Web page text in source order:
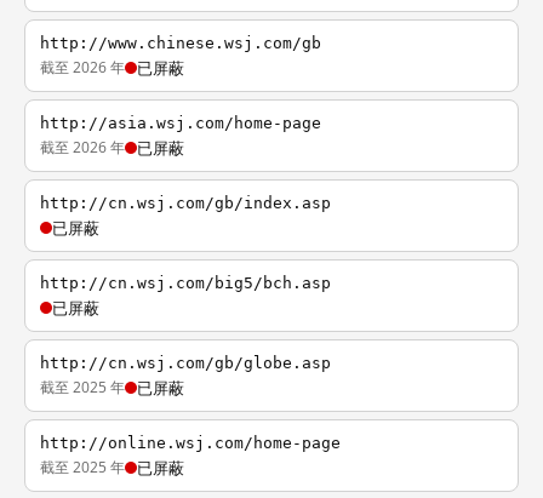
http://www.chinese.wsj.com/gb
截至 2026 年 已屏蔽
http://asia.wsj.com/home-page
截至 2026 年 已屏蔽
http://cn.wsj.com/gb/index.asp
已屏蔽
http://cn.wsj.com/big5/bch.asp
已屏蔽
http://cn.wsj.com/gb/globe.asp
截至 2025 年 已屏蔽
http://online.wsj.com/home-page
截至 2025 年 已屏蔽